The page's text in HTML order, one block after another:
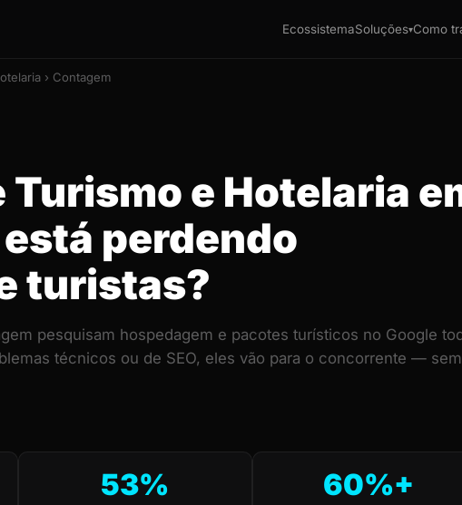
EcossistemaSoluções▾Como
› Contagem
Turismo e Hotelaria
perdendo
turistas?
pesquisam hospedagem e pacotes turísticos no Google
técnicos ou de SEO, eles vão para o concorrente — sem
53% 60%+